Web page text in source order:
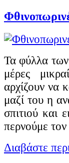
Τα φύλλα των
μέρες
αρχίζουν να
μαζί του η
σπιτιού και
περνούμε
Διαβάστε